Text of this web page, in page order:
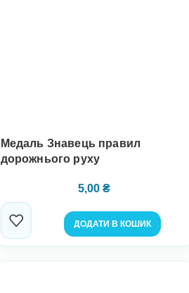
Медаль Знавець правил
дорожнього руху
5,00₴
ДОДАТИ В КОШИК